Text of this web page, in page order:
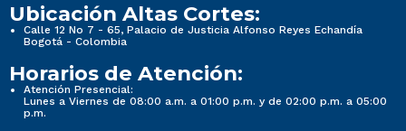
Ubicación Altas Cortes:
Calle 12 No 7 - 65, Palacio de Justicia Alfonso Reyes Echandía
Bogotá - Colombia
Horarios de Atención:
Atención Presencial:
Lunes a Viernes de 08:00 a.m. a 01:00 p.m. y de 02:00 p.m. a 05:00
p.m.